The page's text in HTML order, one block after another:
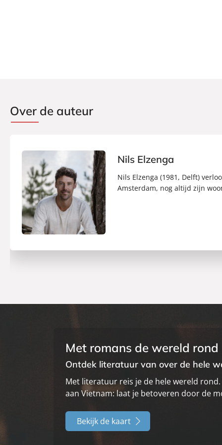
Over de auteur
Nils Elzenga
Nils Elzenga (1981, Delft)
Amsterdam, nog altijd zijn
Met romans de wereld rond
Ontdek literatuur van over de hele
Met literatuur reis je de hele wereld
aan Vietnam: laat je betoveren door de
Bekijk de kaart